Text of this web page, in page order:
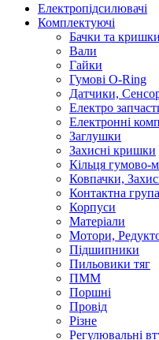
Електропідсилювачі
Комплектуючі
Бачки та кришки
Вали
Гайки
Гумові O-Ring
Датчики,
Електро
Електронні
Заглушки
Захисні кришки
Кільця гумово-
Ковпачки,
Контактна
Корпуси
Матеріали
Мотори,
Підшипники
Пильовики тяг
ПММ
Поршні
Провід
Різне
Регулювальні